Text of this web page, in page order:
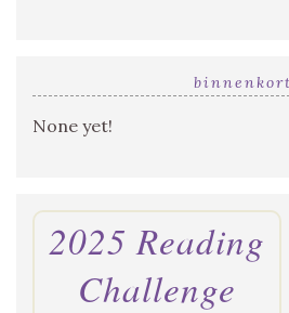
binnenkort
None yet!
2025 Reading
Challenge